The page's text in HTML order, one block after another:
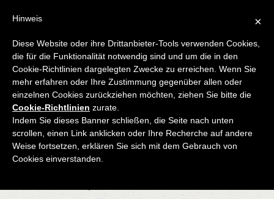
MAZZONETTO WOOD
FLOOR
×
Hinweis
Diese Website oder ihre Drittanbieter-Tools verwenden Cookies,
die für die Funktionalität notwendig sind und um die in den
Cookie-Richtlinien dargelegten Zwecke zu erreichen. Wenn Sie
mehr erfahren oder Ihre Zustimmung gegenüber allen oder
einzelnen Cookies zurückziehen möchten, ziehen Sie bitte die
Cookie-Richtlinien zurate.
Indem Sie dieses Banner schließen, die Seite nach unten
scrollen, einen Link anklicken oder Ihre Recherche auf andere
Weise fortsetzen, erklären Sie sich mit dem Gebrauch von
Cookies einverstanden.